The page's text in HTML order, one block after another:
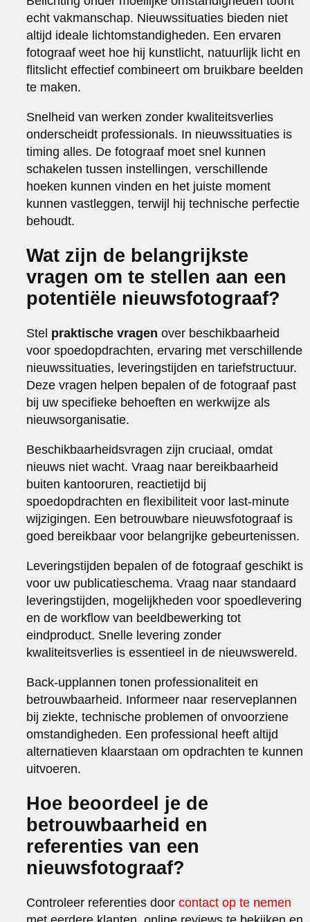
echt vakmanschap. Nieuwssituaties bieden niet
altijd ideale lichtomstandigheden. Een ervaren
fotograaf weet hoe hij kunstlicht, natuurlijk licht en
flitslicht effectief combineert om bruikbare beelden
te maken.
Snelheid van werken zonder kwaliteitsverlies
onderscheidt professionals. In nieuwssituaties is
timing alles. De fotograaf moet snel kunnen
schakelen tussen instellingen, verschillende
hoeken kunnen vinden en het juiste moment
kunnen vastleggen, terwijl hij technische perfectie
behoudt.
Wat zijn de belangrijkste
vragen om te stellen aan een
potentiële nieuwsfotograaf?
Stel praktische vragen over beschikbaarheid
voor spoedopdrachten, ervaring met verschillende
nieuwssituaties, leveringstijden en tariefstructuur.
Deze vragen helpen bepalen of de fotograaf past
bij uw specifieke behoeften en werkwijze als
nieuwsorganisatie.
Beschikbaarheidsvragen zijn cruciaal, omdat
nieuws niet wacht. Vraag naar bereikbaarheid
buiten kantooruren, reactietijd bij
spoedopdrachten en flexibiliteit voor last-minute
wijzigingen. Een betrouwbare nieuwsfotograaf is
goed bereikbaar voor belangrijke gebeurtenissen.
Leveringstijden bepalen of de fotograaf geschikt is
voor uw publicatieschema. Vraag naar standaard
leveringstijden, mogelijkheden voor spoedlevering
en de workflow van beeldbewerking tot
eindproduct. Snelle levering zonder
kwaliteitsverlies is essentieel in de nieuwswereld.
Back-upplannen tonen professionaliteit en
betrouwbaarheid. Informeer naar reserveplannen
bij ziekte, technische problemen of onvoorziene
omstandigheden. Een professional heeft altijd
alternatieven klaarstaan om opdrachten te kunnen
uitvoeren.
Hoe beoordeel je de
betrouwbaarheid en
referenties van een
nieuwsfotograaf?
Controleer referenties doorcontact op te nemen